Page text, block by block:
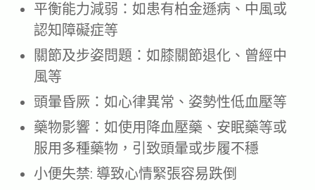
平衡能力減弱：如患有柏金遜病、中風或
認知障礙症等
關節及步姿問題：如膝關節退化、曾經中
風等
頭暈昏厥：如心律異常、姿勢性低血壓等
藥物影響：如使用降血壓藥、安眠藥等或
服用多種藥物，引致頭暈或步履不穩
小便失禁: 導致心情緊張容易跌倒